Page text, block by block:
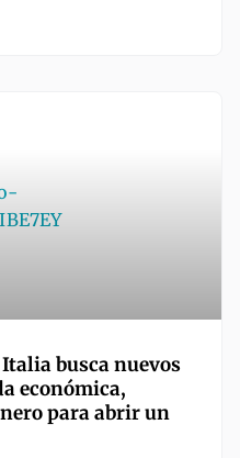
busca nuevos
económica,
para abrir un